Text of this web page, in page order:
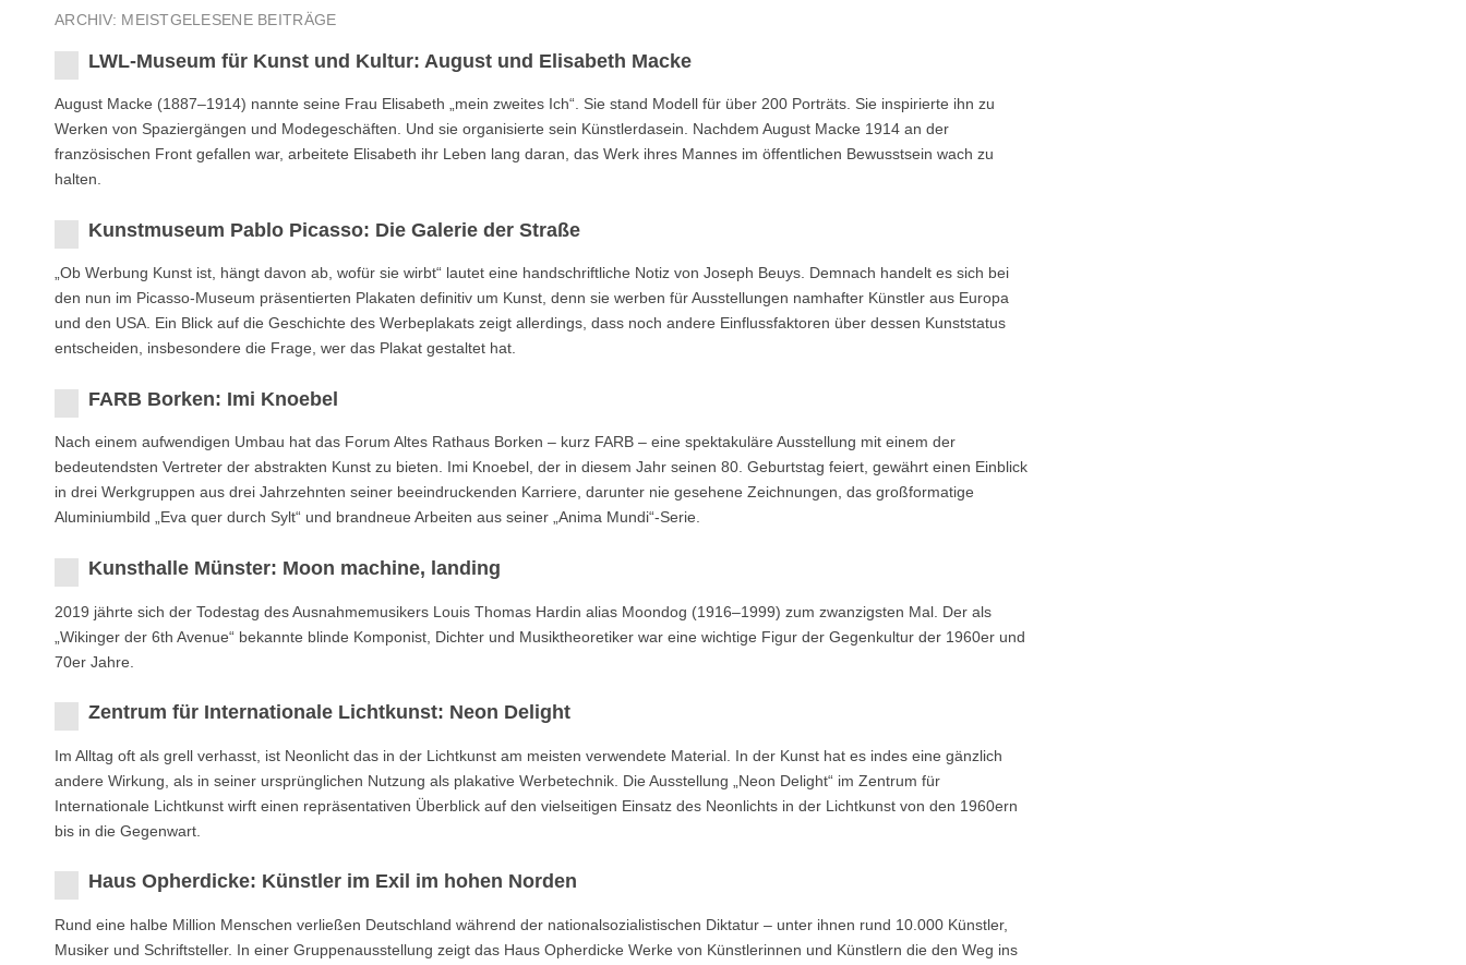
ARCHIV: MEISTGELESENE BEITRÄGE
LWL-Museum für Kunst und Kultur: August und Elisabeth Macke
August Macke (1887–1914) nannte seine Frau Elisabeth „mein zweites Ich“. Sie stand Modell für über 200 Porträts. Sie inspirierte ihn zu
Werken von Spaziergängen und Modegeschäften. Und sie organisierte sein Künstlerdasein. Nachdem August Macke 1914 an der
französischen Front gefallen war, arbeitete Elisabeth ihr Leben lang daran, das Werk ihres Mannes im öffentlichen Bewusstsein wach zu
halten.
Kunstmuseum Pablo Picasso: Die Galerie der Straße
„Ob Werbung Kunst ist, hängt davon ab, wofür sie wirbt“ lautet eine handschriftliche Notiz von Joseph Beuys. Demnach handelt es sich bei
den nun im Picasso-Museum präsentierten Plakaten definitiv um Kunst, denn sie werben für Ausstellungen namhafter Künstler aus Europa
und den USA. Ein Blick auf die Geschichte des Werbeplakats zeigt allerdings, dass noch andere Einflussfaktoren über dessen Kunststatus
entscheiden, insbesondere die Frage, wer das Plakat gestaltet hat.
FARB Borken: Imi Knoebel
Nach einem aufwendigen Umbau hat das Forum Altes Rathaus Borken – kurz FARB – eine spektakuläre Ausstellung mit einem der
bedeutendsten Vertreter der abstrakten Kunst zu bieten. Imi Knoebel, der in diesem Jahr seinen 80. Geburtstag feiert, gewährt einen Einblick
in drei Werkgruppen aus drei Jahrzehnten seiner beeindruckenden Karriere, darunter nie gesehene Zeichnungen, das großformatige
Aluminiumbild „Eva quer durch Sylt“ und brandneue Arbeiten aus seiner „Anima Mundi“-Serie.
Kunsthalle Münster: Moon machine, landing
2019 jährte sich der Todestag des Ausnahmemusikers Louis Thomas Hardin alias Moondog (1916–1999) zum zwanzigsten Mal. Der als
„Wikinger der 6th Avenue“ bekannte blinde Komponist, Dichter und Musiktheoretiker war eine wichtige Figur der Gegenkultur der 1960er und
70er Jahre.
Zentrum für Internationale Lichtkunst: Neon Delight
Im Alltag oft als grell verhasst, ist Neonlicht das in der Lichtkunst am meisten verwendete Material. In der Kunst hat es indes eine gänzlich
andere Wirkung, als in seiner ursprünglichen Nutzung als plakative Werbetechnik. Die Ausstellung „Neon Delight“ im Zentrum für
Internationale Lichtkunst wirft einen repräsentativen Überblick auf den vielseitigen Einsatz des Neonlichts in der Lichtkunst von den 1960ern
bis in die Gegenwart.
Haus Opherdicke: Künstler im Exil im hohen Norden
Rund eine halbe Million Menschen verließen Deutschland während der nationalsozialistischen Diktatur – unter ihnen rund 10.000 Künstler,
Musiker und Schriftsteller. In einer Gruppenausstellung zeigt das Haus Opherdicke Werke von Künstlerinnen und Künstlern die den Weg ins